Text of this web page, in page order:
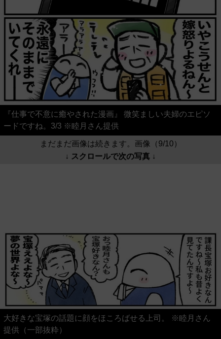
『仕事で不意に癒やされた漫画』 微笑ましい夫婦のエピソ
ードですね。3/3 ※睦月さん提供
まだまだ画像は続きます。画像（9/10）
↓ スクロールで次の写真 ↓
大好きな宝塚の話題に顔をほころばせる上司。 ※睦月さん
提供（一部抜粋）